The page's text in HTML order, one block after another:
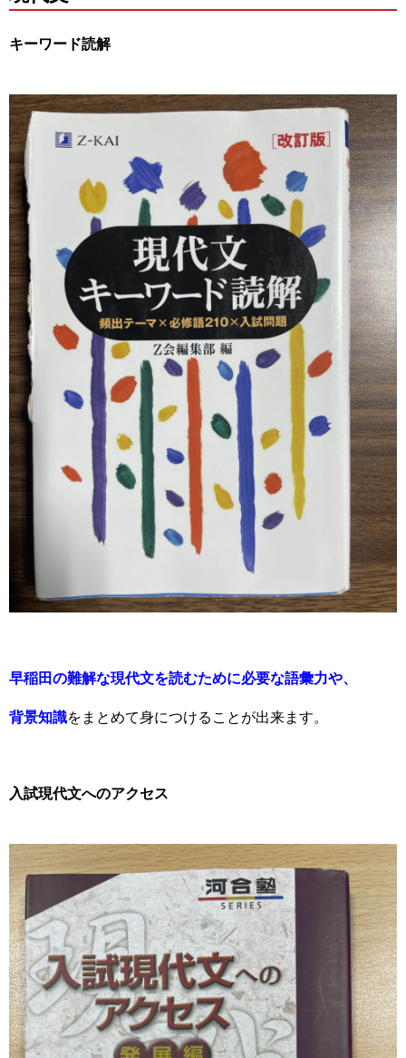
キーワード読解
早稲田の難解な現代文を読むために必要な語彙力や、
背景知識をまとめて身につけることが出来ます。
入試現代文へのアクセス